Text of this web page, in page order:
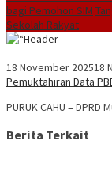
bagi Pemohon SIM
Sekolah Rakyat
18 November 202518
Pemuktahiran Data
PURUK CAHU –
Berita Terkait